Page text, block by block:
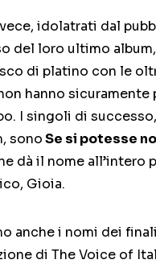
idolatrati dal
del loro ultimo album,
di platino con le
hanno sicuramente
I singoli di
sonoSe si potesse
dà il nome all’intero
Gioia.
anche i nomi dei
di The Voice of